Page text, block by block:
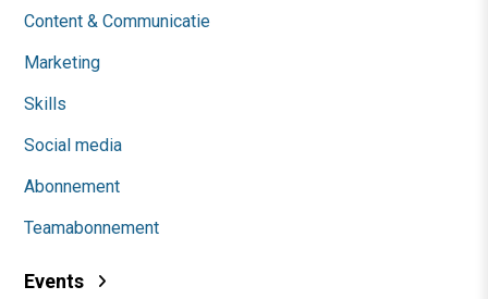
Content & Communicatie
Marketing
Skills
Social media
Abonnement
Teamabonnement
Events